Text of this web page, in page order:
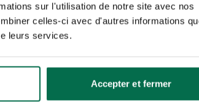
sur l'utilisation de notre site avec nos
celles-ci avec d'autres informations
leurs services.
Accepter et fermer
transmises à Opéra Énergie et ses partenaires